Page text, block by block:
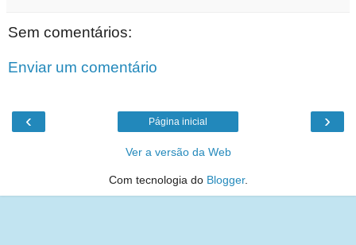
Sem comentários:
Enviar um comentário
‹ ›
Página inicial
Ver a versão da Web
Com tecnologia do Blogger.